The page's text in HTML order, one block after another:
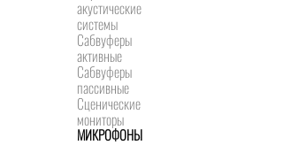
акустические
системы
Сабвуферы
активные
Сабвуферы
пассивные
Сценические
мониторы
МИКРОФОНЫ